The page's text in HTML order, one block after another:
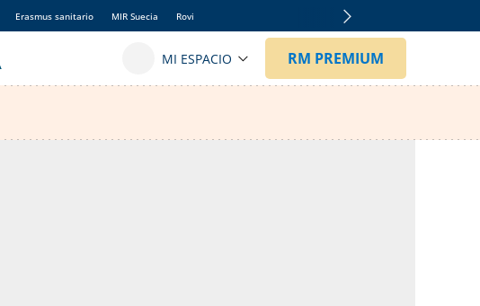
Erasmus sanitario MIR Suecia Rovi